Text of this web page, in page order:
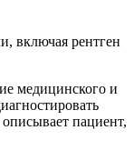
включая рентген
медицинского и
пациент,